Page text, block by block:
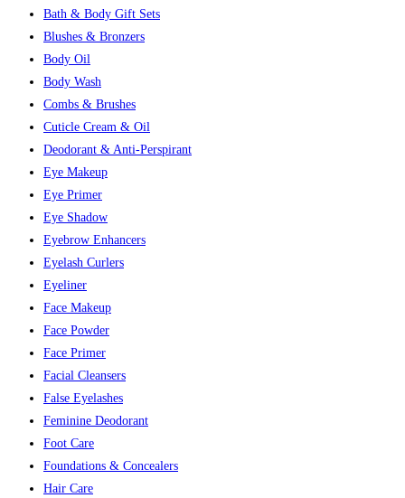
Bath & Body Gift Sets
Blushes & Bronzers
Body Oil
Body Wash
Combs & Brushes
Cuticle Cream & Oil
Deodorant & Anti-Perspirant
Eye Makeup
Eye Primer
Eye Shadow
Eyebrow Enhancers
Eyelash Curlers
Eyeliner
Face Makeup
Face Powder
Face Primer
Facial Cleansers
False Eyelashes
Feminine Deodorant
Foot Care
Foundations & Concealers
Hair Care